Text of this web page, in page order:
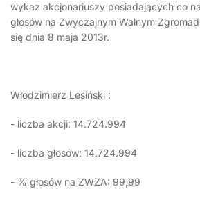
wykaz akcjonariuszy posiadających co
głosów na Zwyczajnym Walnym
się dnia 8 maja 2013r.
Włodzimierz Lesiński :
- liczba akcji: 14.724.994
- liczba głosów: 14.724.994
- % głosów na ZWZA: 99,99